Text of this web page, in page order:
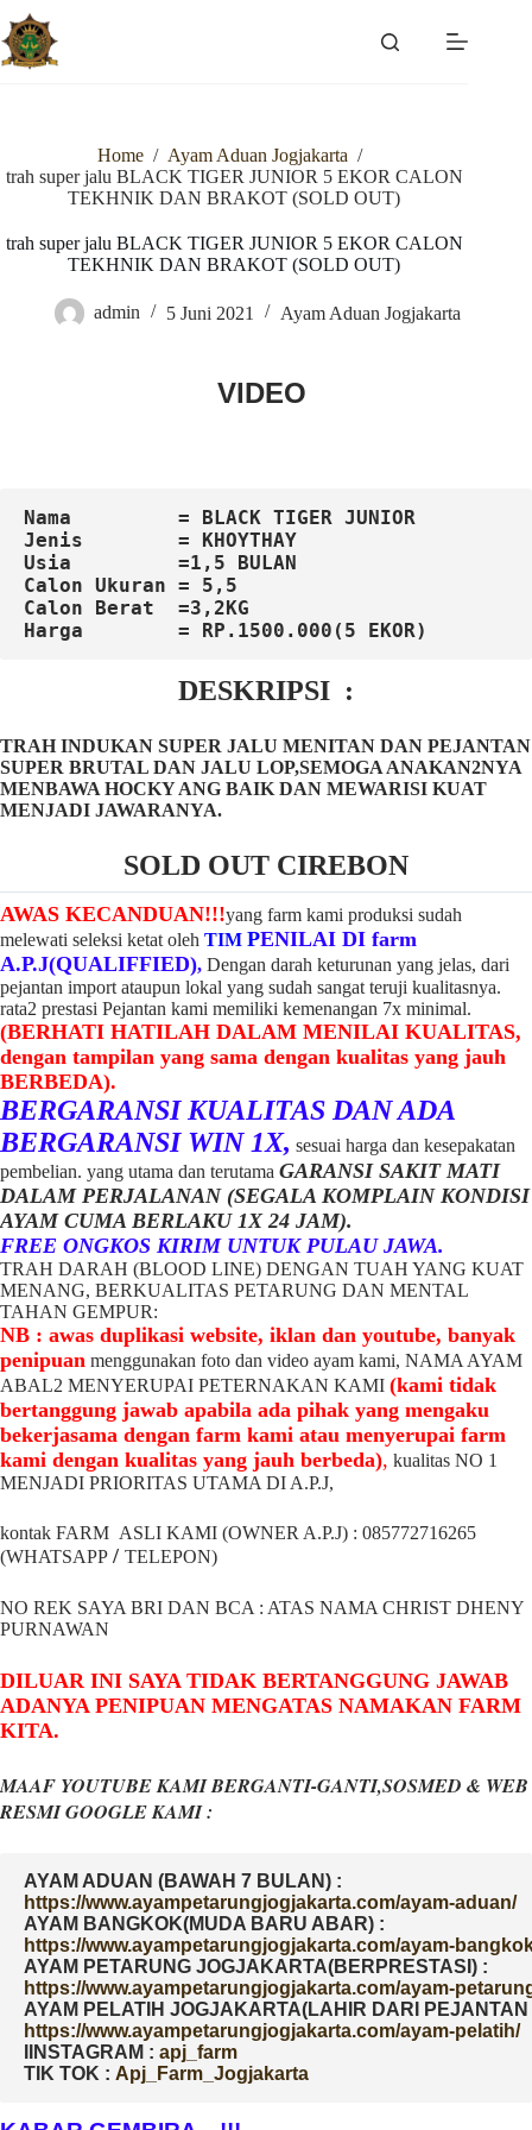
Skip
to
content
Home / Ayam Aduan Jogjakarta /
trah super jalu BLACK TIGER JUNIOR 5 EKOR CALON
TEKHNIK DAN BRAKOT (SOLD OUT)
trah super jalu BLACK TIGER JUNIOR 5 EKOR CALON
TEKHNIK DAN BRAKOT (SOLD OUT)
admin 5 Juni 2021 Ayam Aduan Jogjakarta
VIDEO
Nama
= BLACK TIGER JUNIOR
Jenis
= KHOYTHAY
Usia
=1,5 BULAN
Calon Ukuran = 5,5
Calon Berat  =3,2KG
Harga
= RP.1500.000(5 EKOR)
DESKRIPSI :
TRAH INDUKAN SUPER JALU MENITAN DAN PEJANTAN
SUPER BRUTAL DAN JALU LOP,SEMOGA ANAKAN2NYA
MENBAWA HOCKY ANG BAIK DAN MEWARISI KUAT
MENJADI JAWARANYA.
SOLD OUT CIREBON
AWAS KECANDUAN!!!yang farm kami produksi sudah
melewati seleksi ketat oleh TIM PENILAI DI farm
A.P.J(QUALIFFIED), Dengan darah keturunan yang jelas, dari
pejantan import ataupun lokal yang sudah sangat teruji kualitasnya.
rata2 prestasi Pejantan kami memiliki kemenangan 7x minimal.
(BERHATI HATILAH DALAM MENILAI KUALITAS,
dengan tampilan yang sama dengan kualitas yang jauh
BERBEDA).
BERGARANSI KUALITAS DAN ADA
BERGARANSI WIN 1X, sesuai harga dan kesepakatan
pembelian. yang utama dan terutama GARANSI SAKIT MATI
DALAM PERJALANAN (SEGALA KOMPLAIN KONDISI
AYAM CUMA BERLAKU 1X 24 JAM).
FREE ONGKOS KIRIM UNTUK PULAU JAWA.
TRAH DARAH (BLOOD LINE) DENGAN TUAH YANG KUAT
MENANG, BERKUALITAS PETARUNG DAN MENTAL
TAHAN GEMPUR:
NB : awas duplikasi website, iklan dan youtube, banyak
penipuan menggunakan foto dan video ayam kami, NAMA AYAM
ABAL2 MENYERUPAI PETERNAKAN KAMI (kami tidak
bertanggung jawab apabila ada pihak yang mengaku
bekerjasama dengan farm kami atau menyerupai farm
kami dengan kualitas yang jauh berbeda), kualitas NO 1
MENJADI PRIORITAS UTAMA DI A.P.J,
kontak FARM ASLI KAMI (OWNER A.P.J) : 085772716265
(WHATSAPP / TELEPON)
NO REK SAYA BRI DAN BCA : ATAS NAMA CHRIST DHENY
PURNAWAN
DILUAR INI SAYA TIDAK BERTANGGUNG JAWAB
ADANYA PENIPUAN MENGATAS NAMAKAN FARM
KITA.
MAAF YOUTUBE KAMI BERGANTI-GANTI,SOSMED & WEB
RESMI GOOGLE KAMI :
AYAM ADUAN (BAWAH 7 BULAN) :
AYAM BANGKOK(MUDA BARU ABAR) :
AYAM PETARUNG JOGJAKARTA(BERPRESTASI) :
AYAM PELATIH JOGJAKARTA(LAHIR DARI
IINSTAGRAM :
TIK TOK : Apj_Farm_Jogjakarta